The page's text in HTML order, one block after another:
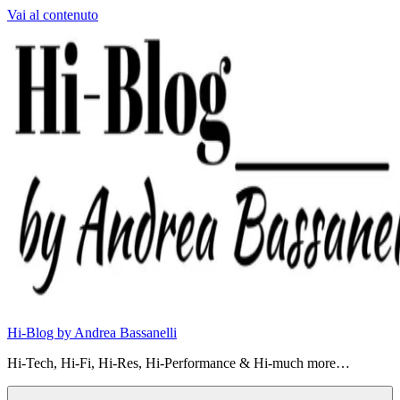
Vai al contenuto
Hi-Blog by Andrea Bassanelli
Hi-Tech, Hi-Fi, Hi-Res, Hi-Performance & Hi-much more…